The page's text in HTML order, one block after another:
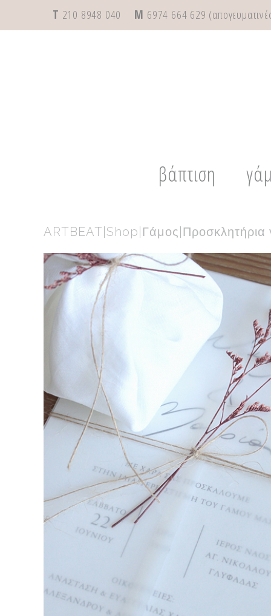
T 210 8948 040 M 6974 664 629
βάπτιση
ARTBEAT Shop Γάμος Προσκλητήρια